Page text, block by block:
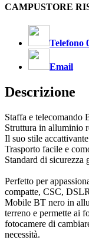
CAMPUSTORE
Telefono
Email
Descrizione
Staffa e telecomando
Struttura in alluminio
Il suo stile
Trasporto facile e
Standard di
Perfetto per
compatte, CSC,
Mobile BT nero in
terreno e permette ai
fotocamere di
necessità.